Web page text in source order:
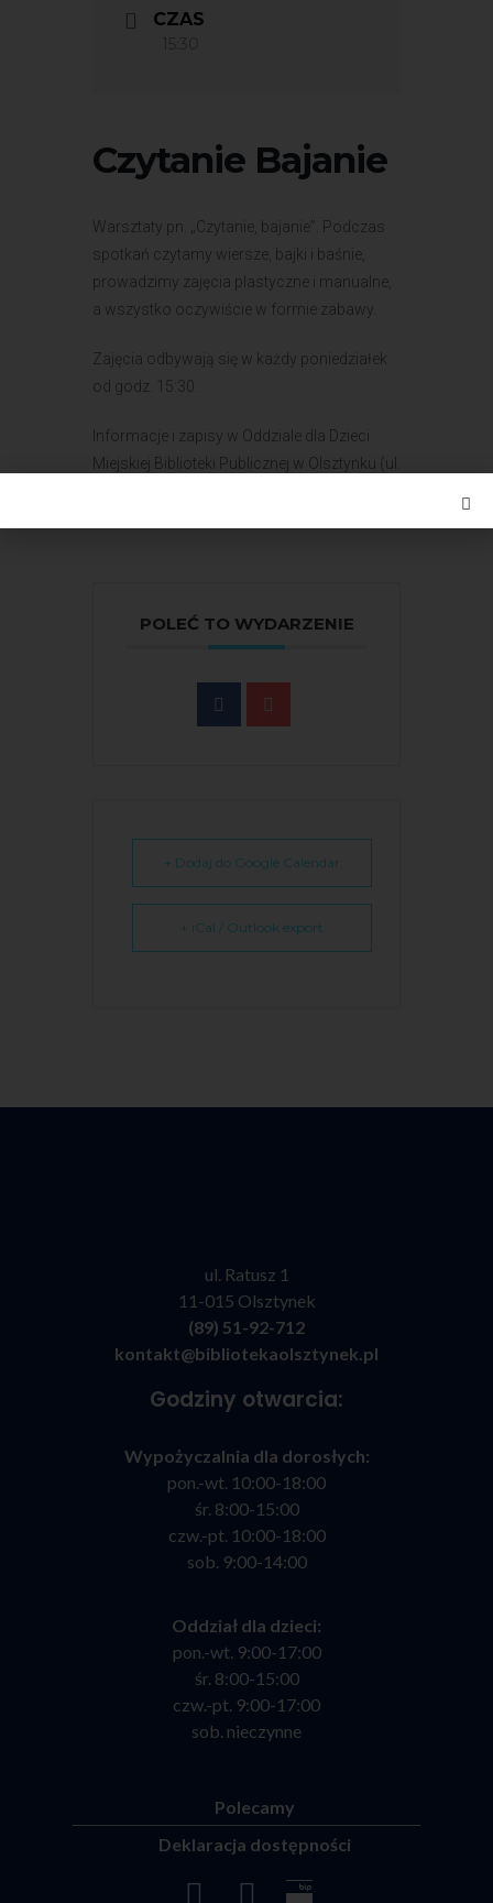
CZAS
Czytanie Bajanie
Warsztaty pn. „Czytanie, bajanie”. Podczas
spotkań czytamy wiersze, bajki i baśnie,
prowadzimy zajęcia plastyczne i manualne,
a wszystko oczywiście w formie zabawy.
Zajęcia odbywają się w każdy poniedziałek
od godz. 15:30.
Informacje i zapisy w Oddziale dla Dzieci
Miejskiej Biblioteki Publicznej w Olsztynku (ul.
POLEĆ TO WYDARZENIE
+ Dodaj do Google Calendar
+ iCal / Outlook export
ul. Ratusz 1
11-015 Olsztynek
(89) 51-92-712
kontakt@bibliotekaolsztynek.pl
Godziny otwarcia:
Wypożyczalnia dla dorosłych:
pon.-wt. 10:00-18:00
śr. 8:00-15:00
czw.-pt. 10:00-18:00
sob. 9:00-14:00
Oddział dla dzieci:
pon.-wt. 9:00-17:00
śr. 8:00-15:00
czw.-pt. 9:00-17:00
sob. nieczynne
Polecamy
Deklaracja dostępności